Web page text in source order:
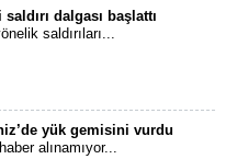
dalgası başlattı
saldırıları...
yük gemisini vurdu
alınamıyor...